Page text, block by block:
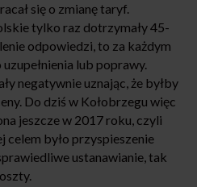
się o zmianę taryf.
tylko raz dotrzymały 45-
odpowiedzi, to za każdym
lub poprawy.
negatywnie uznając, że byłby
Do dziś w Kołobrzegu więc
jeszcze w 2017 roku, czyli
celem było przyspieszenie
ustanawianie, tak